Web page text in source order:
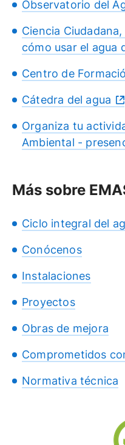
Observatorio del
Ciencia
cómo usar el agua
Centro de
Cátedra del agua
Organiza tu
Ambiental -
Más sobre
Ciclo integral del
Conócenos
Instalaciones
Proyectos
Obras de mejora
Comprometidos
Normativa técnica